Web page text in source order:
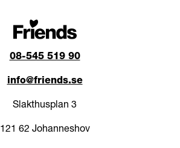
08-545 519 90
info@friends.se
Slakthusplan 3
121 62 Johanneshov